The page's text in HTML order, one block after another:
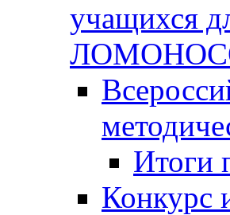
учащихся
Итоги
Конкурс